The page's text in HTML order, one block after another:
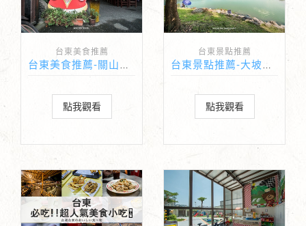
台東美食推薦
台東美食推薦-關山合眾國小特色拼圖餐廳
點我觀看
台東景點推薦
台東景點推薦-大坡池風景特定區
點我觀看